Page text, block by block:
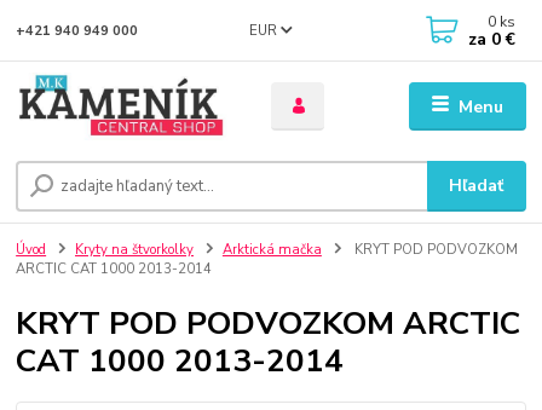
Menu
EUR
Hľadať
+421 940 949 000 0 ks
za 0 €
Úvod Kryty na štvorkolky Arktická mačka
KRYT POD PODVOZKOM
ARCTIC CAT 1000 2013-2014
KRYT POD PODVOZKOM ARCTIC
CAT 1000 2013-2014